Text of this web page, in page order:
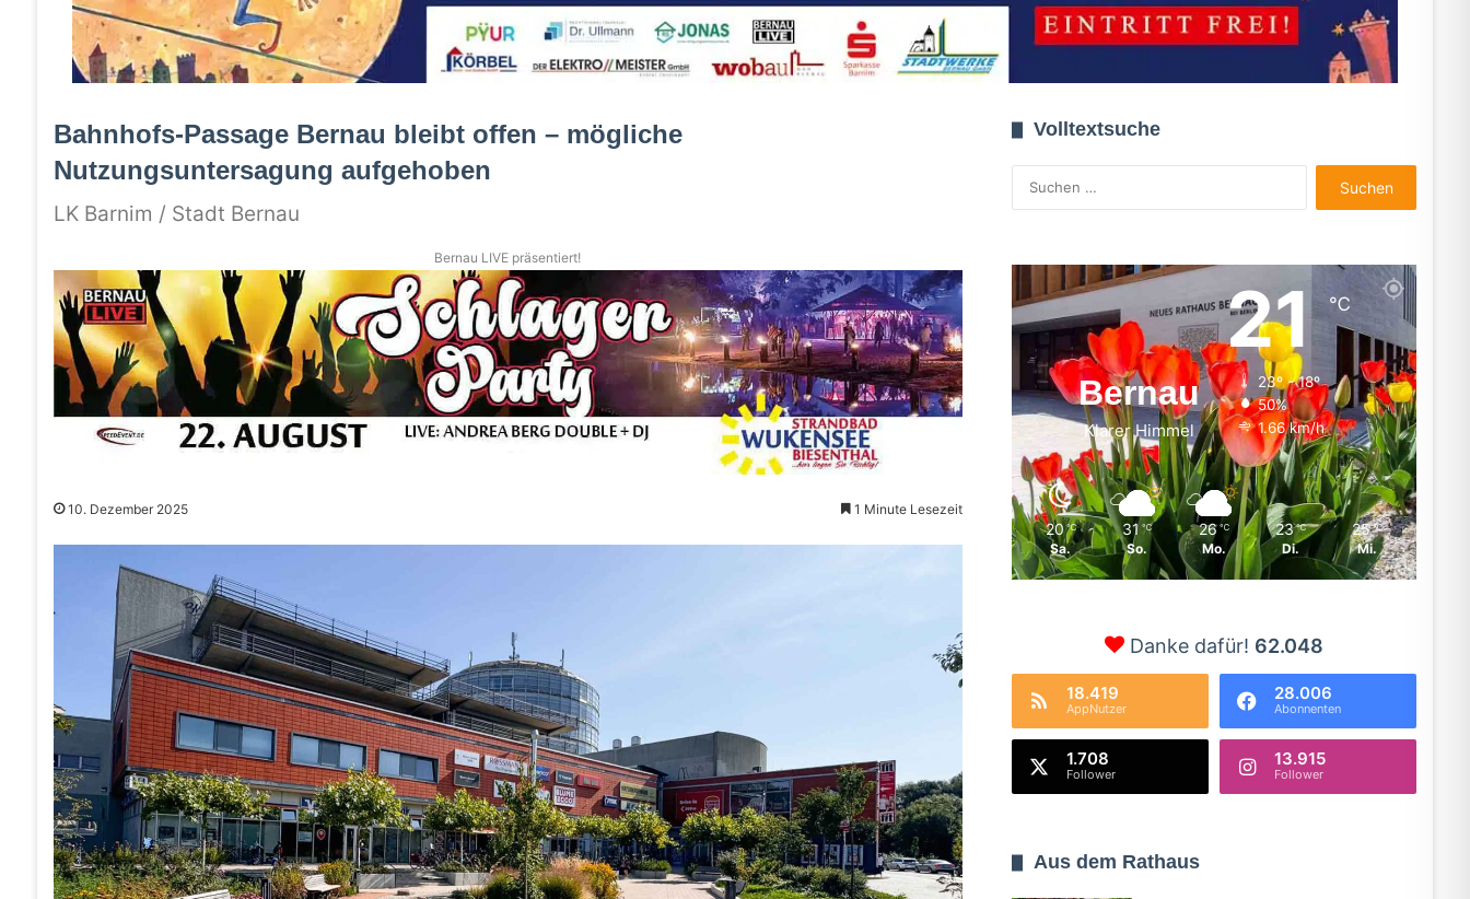
Bahnhofs-Passage Bernau bleibt offen – mögliche
Nutzungsuntersagung aufgehoben
LK Barnim / Stadt Bernau
Bernau LIVE präsentiert!
10. Dezember 2025 1 Minute Lesezeit
Volltextsuche
nach:
Bernau
Klarer Himmel
21℃
23º - 18º
50%
1.66 km/h
20 ℃
Sa.
31 ℃
So.
26 ℃
Mo.
23 ℃
Di.
25 ℃
Mi.
Danke dafür! 62.048
18.419
AppNutzer
28.006
Abonnenten
1.708
Follower
13.915
Follower
Aus dem Rathaus